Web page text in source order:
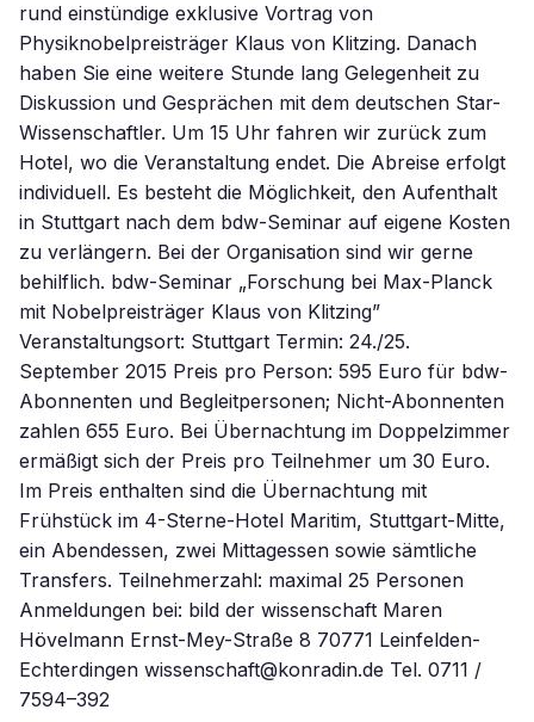
rund einstündige exklusive Vortrag von
Physiknobelpreisträger Klaus von Klitzing. Danach
haben Sie eine weitere Stunde lang Gelegenheit zu
Diskussion und Gesprächen mit dem deutschen Star-
Wissenschaftler. Um 15 Uhr fahren wir zurück zum
Hotel, wo die Veranstaltung endet. Die Abreise erfolgt
individuell. Es besteht die Möglichkeit, den Aufenthalt
in Stuttgart nach dem bdw-Seminar auf eigene Kosten
zu verlängern. Bei der Organisation sind wir gerne
behilflich. bdw-Seminar „Forschung bei Max-Planck
mit Nobelpreisträger Klaus von Klitzing”
Veranstaltungsort: Stuttgart Termin: 24./25.
September 2015 Preis pro Person: 595 Euro für bdw-
Abonnenten und Begleitpersonen; Nicht-Abonnenten
zahlen 655 Euro. Bei Übernachtung im Doppelzimmer
ermäßigt sich der Preis pro Teilnehmer um 30 Euro.
Im Preis enthalten sind die Übernachtung mit
Frühstück im 4-Sterne-Hotel Maritim, Stuttgart-Mitte,
ein Abendessen, zwei Mittagessen sowie sämtliche
Transfers. Teilnehmerzahl: maximal 25 Personen
Anmeldungen bei: bild der wissenschaft Maren
Hövelmann Ernst-Mey-Straße 8 70771 Leinfelden-
Echterdingen wissenschaft@konradin.de Tel. 0711 /
7594–392